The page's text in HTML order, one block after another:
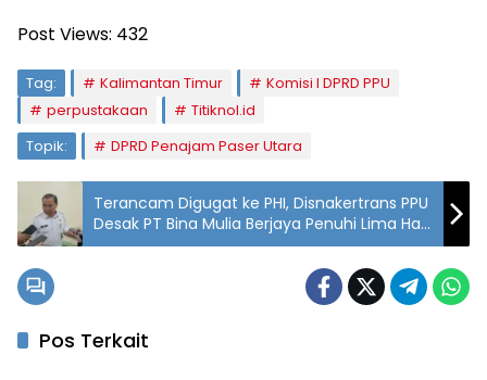
Post Views: 432
Tag: Kalimantan Timur
Komisi I DPRD PPU
perpustakaan
Titiknol.id
Topik:
DPRD Penajam Paser Utara
Terancam Digugat ke PHI, Disnakertrans PPU
Desak PT Bina Mulia Berjaya Penuhi Lima Hak
Dasar Pekerja
Pos Terkait
Penajam